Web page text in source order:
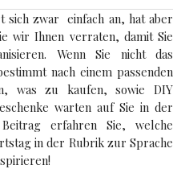
sich zwar einfach an, hat aber
wir Ihnen verraten, damit Sie
Wenn Sie nicht das
nach einem passenden
was zu kaufen, sowie DIY
warten auf Sie in der
erfahren Sie, welche
in der Rubrik zur Sprache